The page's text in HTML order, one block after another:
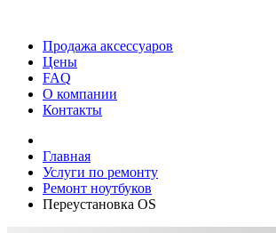
Продажа аксессуаров
Цены
FAQ
О компании
Контакты
Главная
Услуги по ремонту
Ремонт ноутбуков
Переустановка OS